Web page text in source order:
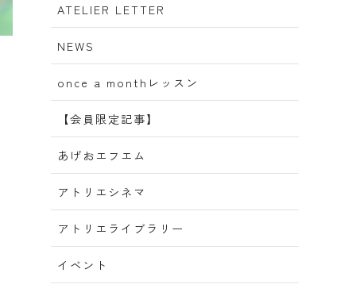
ATELIER LETTER
NEWS
once a monthレッスン
【会員限定記事】
あげおエフエム
アトリエシネマ
アトリエライブラリー
イベント